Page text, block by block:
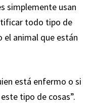
simplemente usan
todo tipo de
el animal que están
está enfermo o si
tipo de cosas”.